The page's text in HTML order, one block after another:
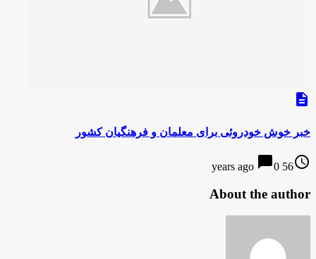
description
خبر خوش خودروئی برای معلمان و فرهنگیان کشور
access_time
56 years ago
chat_bubble0
About the author